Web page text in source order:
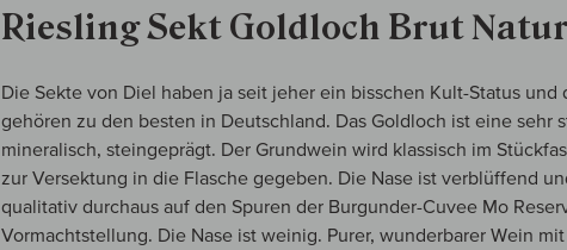
Riesling Sekt Goldloch Brut
Die Sekte von Diel haben ja seit jeher ein bisschen Kult-Status und
gehören zu den besten in Deutschland. Das Goldloch ist eine sehr
mineralisch, steingeprägt. Der Grundwein wird klassisch im
zur Versektung in die Flasche gegeben. Die Nase ist verblüffend
qualitativ durchaus auf den Spuren der Burgunder-Cuvee Mo
Vormachtstellung. Die Nase ist weinig. Purer, wunderbarer Wein